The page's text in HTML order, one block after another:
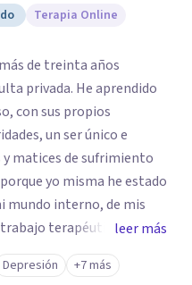
Terapia Online
He aprendido
con sus propios
un ser único e
matices de sufrimiento
yo misma he estado
mundo interno, de mis
terapéutico que he
como
comprenderte
leer más
Depresión +7 más